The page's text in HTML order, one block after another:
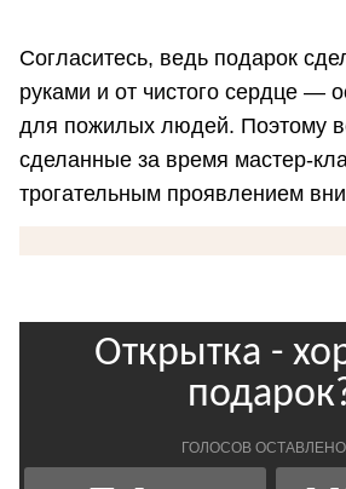
Согласитесь, ведь подарок
руками и от чистого сердце —
для пожилых людей. Поэтому
сделанные за время мастер-
трогательным проявлением